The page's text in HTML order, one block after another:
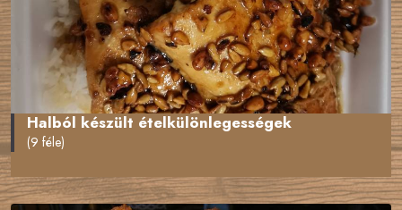
Halból készült ételkülönlegességek
(9 féle)